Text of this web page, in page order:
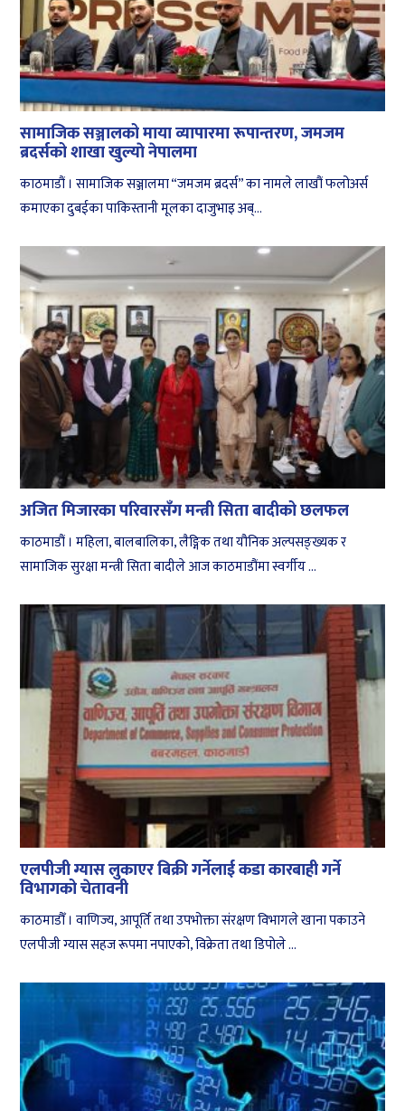
सामाजिक सञ्जालको माया व्यापारमा रूपान्तरण, जमजम
ब्रदर्सको शाखा खुल्याे नेपालमा
काठमाडौं । सामाजिक सञ्जालमा “जमजम ब्रदर्स” का नामले लाखौं फलोअर्स
कमाएका दुबईका पाकिस्तानी मूलका दाजुभाइ अब्...
अजित मिजारका परिवारसँग मन्त्री सिता बादीको छलफल
काठमाडौं । महिला, बालबालिका, लैङ्गिक तथा यौनिक अल्पसङ्ख्यक र
सामाजिक सुरक्षा मन्त्री सिता बादीले आज काठमाडौंमा स्वर्गीय ...
एलपीजी ग्यास लुकाएर बिक्री गर्नेलाई कडा कारबाही गर्ने
विभागको चेतावनी
काठमाडौँ । वाणिज्य, आपूर्ति तथा उपभोक्ता संरक्षण विभागले खाना पकाउने
एलपीजी ग्यास सहज रूपमा नपाएको, विक्रेता तथा डिपोले ...